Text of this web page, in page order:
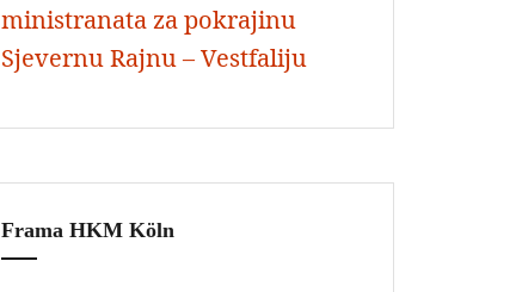
ministranata za pokrajinu
Sjevernu Rajnu – Vestfaliju
Frama HKM Köln